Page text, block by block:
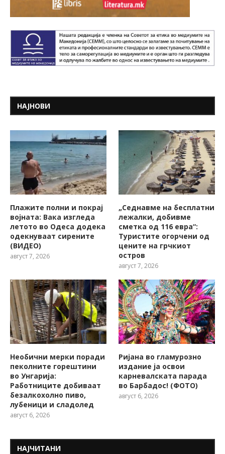
НАЈНОВИ
Плажите полни и покрај
војната: Вака изгледа
летото во Одеса додека
одекнуваат сирените
(ВИДЕО)
август 7, 2026
„Седнавме на бесплатни
лежалки, добивме
сметка од 116 евра“:
Туристите огорчени од
цените на грчкиот
остров
август 7, 2026
Необични мерки поради
пеколните горештини
во Унгарија:
Работниците добиваат
безалкохолно пиво,
лубеници и сладолед
август 6, 2026
Ријана во гламурозно
издание ја освои
карневалската парада
во Барбадос! (ФОТО)
август 6, 2026
НАЈЧИТАНИ